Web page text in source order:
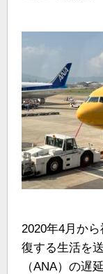
2020年4月か
復する生活を
（ANA）の遅